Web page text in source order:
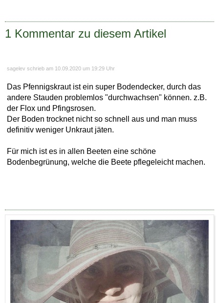
1 Kommentar zu diesem Artikel
sagelev schrieb am 10.09.2020 um 19:29 Uhr
Das Pfennigskraut ist ein super Bodendecker, durch das
andere Stauden problemlos "durchwachsen" können. z.B.
der Flox und Pfingsrosen.
Der Boden trocknet nicht so schnell aus und man muss
definitiv weniger Unkraut jäten.
Für mich ist es in allen Beeten eine schöne
Bodenbegrünung, welche die Beete pflegeleicht machen.